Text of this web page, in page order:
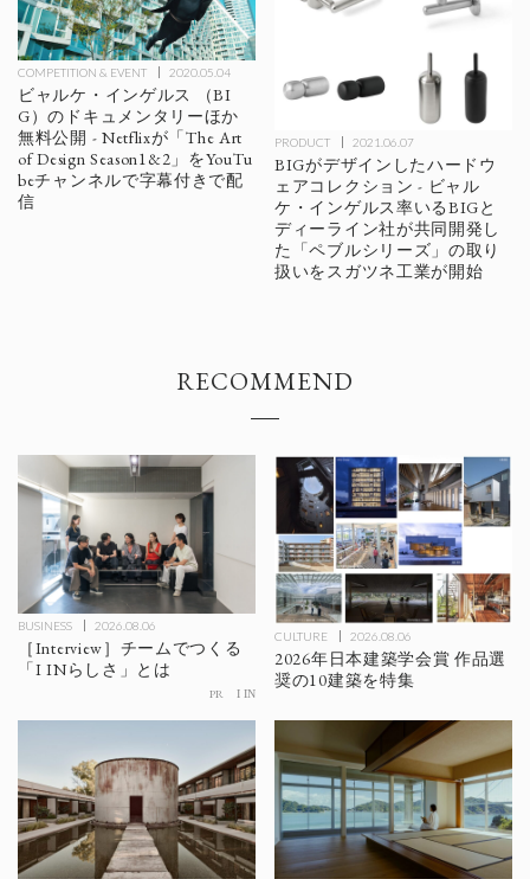
COMPETITION & EVENT 2020.05.04
ビャルケ・インゲルス （BI
G）のドキュメンタリーほか
無料公開 - Netflixが「The Art
of Design Season1&2」をYouTu
beチャンネルで字幕付きで配
信
PRODUCT 2021.06.07
BIGがデザインしたハードウ
ェアコレクション - ビャル
ケ・インゲルス率いるBIGと
ディーライン社が共同開発し
た「ペブルシリーズ」の取り
扱いをスガツネ工業が開始
RECOMMEND
BUSINESS 2026.08.06
［Interview］チームでつくる
「I INらしさ」とは
PR I IN
CULTURE 2026.08.06
2026年日本建築学会賞 作品選
奨の10建築を特集